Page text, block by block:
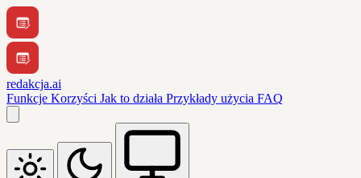
redakcja.ai
Funkcje Korzyści Jak to działa Przykłady użycia FAQ